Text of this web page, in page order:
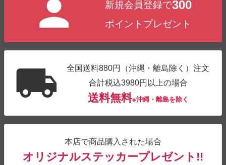
新規会員登録で300
ポイントプレゼント
全国送料880円（沖縄・離島除く）注文
合計税込3980円以上の場合
送料無料※沖縄・離島を除く
本店で商品購入された場合
オリジナルステッカープレゼント!!